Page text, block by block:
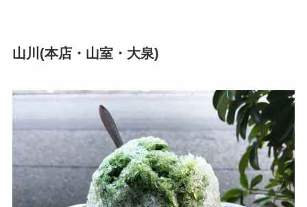
山川(本店・山室・大泉)